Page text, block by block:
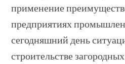
применение
предприятиях
сегодняшний день
строительстве